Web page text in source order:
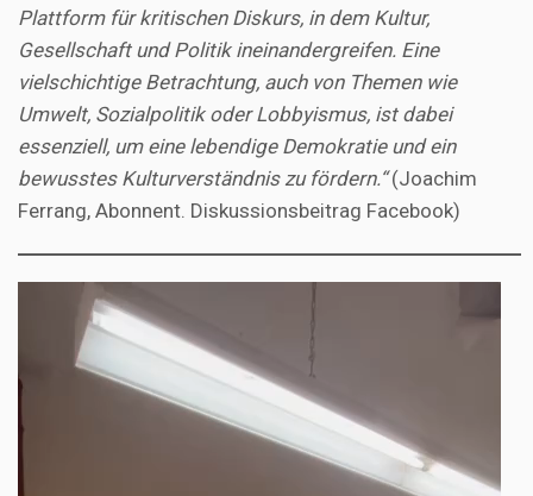
Plattform für kritischen Diskurs, in dem Kultur,
Gesellschaft und Politik ineinandergreifen. Eine
vielschichtige Betrachtung, auch von Themen wie
Umwelt, Sozialpolitik oder Lobbyismus, ist dabei
essenziell, um eine lebendige Demokratie und ein
bewusstes Kulturverständnis zu fördern.“(Joachim
Ferrang, Abonnent. Diskussionsbeitrag Facebook)